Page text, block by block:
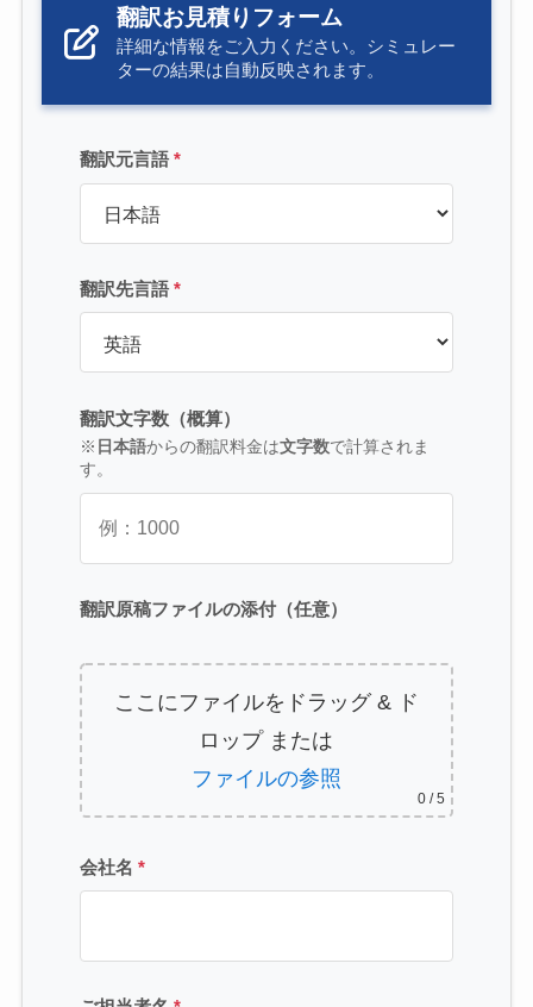
翻訳お見積りフォーム
詳細な情報をご入力ください。シミュレー
ターの結果は自動反映されます。
翻訳元言語*
翻訳先言語*
翻訳文字数（概算）
※ 日本語からの翻訳料金は文字数で計算されま
す。
翻訳原稿ファイルの添付（任意）
ここにファイルをドラッグ & ド
ロップ または
ファイルの参照
0/ 5
会社名 *